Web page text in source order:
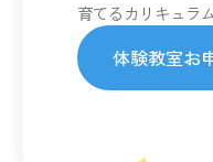
育てるカリキュラ
体験教室お